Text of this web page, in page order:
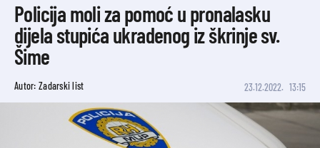
Policija moli za pomoć u pronalasku
dijela stupića ukradenog iz škrinje sv.
Šime
Autor: Zadarski list 23.12.2022. 13:15